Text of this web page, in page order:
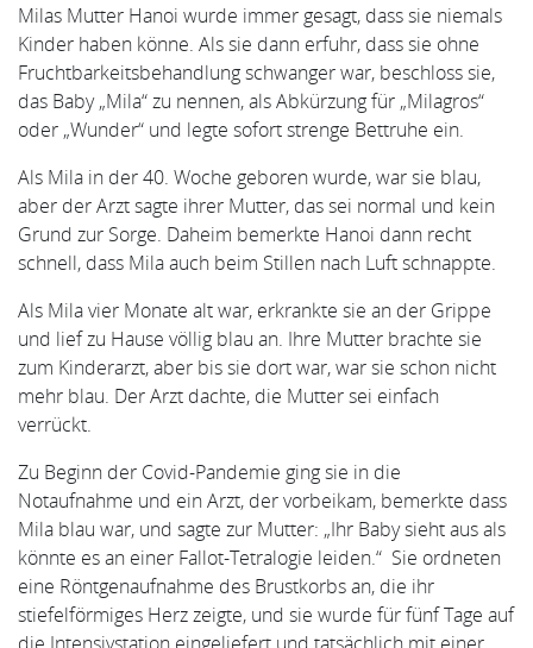
Milas Mutter Hanoi wurde immer gesagt, dass sie niemals
Kinder haben könne. Als sie dann erfuhr, dass sie ohne
Fruchtbarkeitsbehandlung schwanger war, beschloss sie,
das Baby „Mila“ zu nennen, als Abkürzung für „Milagros“
oder „Wunder“ und legte sofort strenge Bettruhe ein.
Als Mila in der 40. Woche geboren wurde, war sie blau,
aber der Arzt sagte ihrer Mutter, das sei normal und kein
Grund zur Sorge. Daheim bemerkte Hanoi dann recht
schnell, dass Mila auch beim Stillen nach Luft schnappte.
Als Mila vier Monate alt war, erkrankte sie an der Grippe
und lief zu Hause völlig blau an. Ihre Mutter brachte sie
zum Kinderarzt, aber bis sie dort war, war sie schon nicht
mehr blau. Der Arzt dachte, die Mutter sei einfach
verrückt.
Zu Beginn der Covid-Pandemie ging sie in die
Notaufnahme und ein Arzt, der vorbeikam, bemerkte dass
Mila blau war, und sagte zur Mutter: „Ihr Baby sieht aus als
könnte es an einer Fallot-Tetralogie leiden.“ Sie ordneten
eine Röntgenaufnahme des Brustkorbs an, die ihr
stiefelförmiges Herz zeigte, und sie wurde für fünf Tage auf